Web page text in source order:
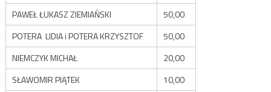
PAWEŁ ŁUKASZ ZIEMIAŃSKI
50,00
POTERA LIDIA i POTERA KRZYSZTOF
50,00
NIEMCZYK MICHAŁ
20,00
SŁAWOMIR PIĄTEK
10,00